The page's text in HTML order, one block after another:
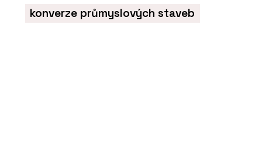
konverze průmyslových staveb